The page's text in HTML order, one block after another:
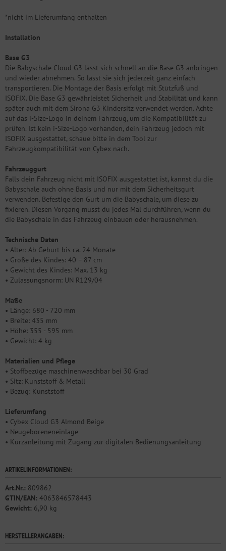
*nicht im Lieferumfang enthalten
Installation
Base G3
Die Babyschale Cloud G3 lässt sich schnell an die Base G3 anbringen
und wieder abnehmen. So lässt sie sich jederzeit ganz einfach
transportieren. Die Montage der Basis erfolgt mit Stützfuß und
ISOFIX. Die Base G3 gewährleistet Sicherheit und Stabilität und kann
später auch mit dem Sirona G3 Kindersitz verwendet werden. Achte
auf das i-Size-Logo in deinem Fahrzeug, um die Kompatibilität zu
prüfen. Ist kein i-Size-Logo vorhanden, dein Fahrzeug jedoch mit
ISOFIX ausgestattet, schaue bitte in dem Tool zur
Fahrzeugkompatibilität von Cybex nach.
Fahrzeuggurt
Falls dein Fahrzeug nicht mit ISOFIX ausgestattet ist, kannst du die
Babyschale auch ohne Basis und nur mit dem Sicherheitsgurt
verwenden. Befestige den Gurt um die Babyschale, um diese zu
fixieren. Diesen Vorgang musst du jedes Mal durchführen, wenn du
die Babyschale in das Fahrzeug einbauen oder herausnehmen.
Technische Daten
• Alter: Ab Geburt bis ca. 24 Monate
• Größe des Kindes: 40 – 87 cm
• Gewicht des Kindes: Max. 13 kg
• Zulassungsnorm: UN R129/04
Maße
• Länge: 680 - 720 mm
• Breite: 435 mm
• Höhe: 355 - 595 mm
• Gewicht: 4 kg
Materialien und Pflege
• Stoffbezüge maschinenwaschbar bei 30 Grad
• Sitz: Kunststoff & Metall
• Bezug: Kunststoff
Lieferumfang
• Cybex Cloud G3 Almond Beige
• Neugeboreneneinlage
• Kurzanleitung mit Zugang zur digitalen Bedienungsanleitung
ARTIKELINFORMATIONEN:
Art.Nr.: 809862
GTIN/EAN: 4063846578443
Gewicht: 6,90 kg
HERSTELLERANGABEN: